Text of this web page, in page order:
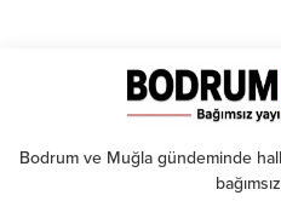
Bodrum ve Muğla gündeminde